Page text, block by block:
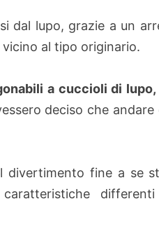
dal lupo, grazie a un
al tipo originario.
a cuccioli di
deciso che
fine a se
caratteristiche